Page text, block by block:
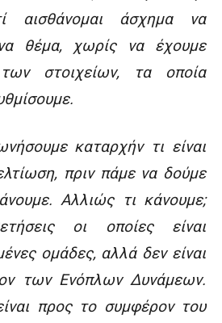
αισθάνομαι άσχημα να
θέμα, χωρίς να έχουμε
στοιχείων, τα οποία
καταρχήν τι είναι
πριν πάμε να δούμε
Αλλιώς τι κάνουμε;
οι οποίες είναι
ομάδες, αλλά δεν είναι
των Ενόπλων Δυνάμεων.
προς το συμφέρον του